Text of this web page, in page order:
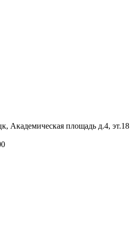
Академическая площадь д.4, эт.18